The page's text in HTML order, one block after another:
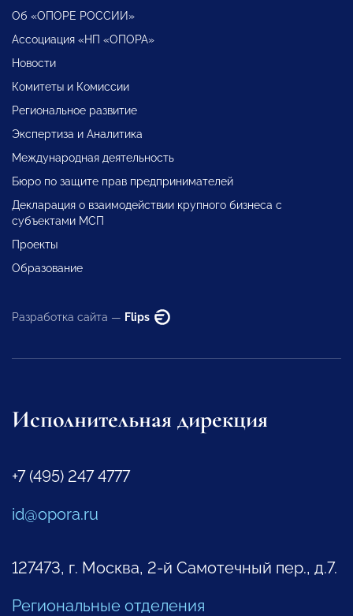
Об «ОПОРЕ РОССИИ»
Ассоциация «НП «ОПОРА»
Новости
Комитеты и Комиссии
Региональное развитие
Экспертиза и Аналитика
Международная деятельность
Бюро по защите прав предпринимателей
Декларация о взаимодействии крупного бизнеса с
субъектами МСП
Проекты
Образование
Разработка сайта — Flips
Исполнительная дирекция
+7 (495) 247 4777
id@opora.ru
127473, г. Москва, 2-й Самотечный пер., д.7.
Региональные отделения